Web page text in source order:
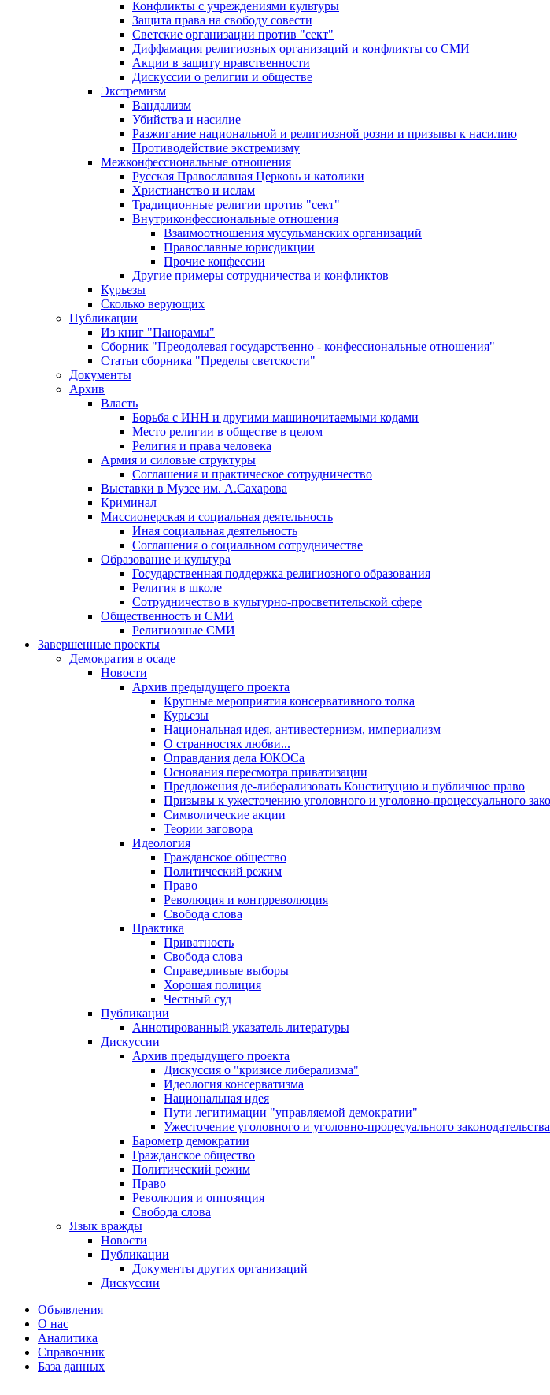
Конфликты с учреждениями культуры
Защита права на свободу совести
Светские организации против "сект"
Диффамация религиозных организаций и конфликты со СМИ
Акции в защиту нравственности
Дискуссии о религии и обществе
Экстремизм
Вандализм
Убийства и насилие
Разжигание национальной и религиозной розни и призывы к насилию
Противодействие экстремизму
Межконфессиональные отношения
Русская Православная Церковь и католики
Христианство и ислам
Традиционные религии против "сект"
Внутриконфессиональные отношения
Взаимоотношения мусульманских организаций
Православные юрисдикции
Прочие конфессии
Другие примеры сотрудничества и конфликтов
Курьезы
Сколько верующих
Публикации
Из книг "Панорамы"
Сборник "Преодолевая государственно - конфессиональные отношения"
Статьи сборника "Пределы светскости"
Документы
Архив
Власть
Борьба с ИНН и другими машиночитаемыми кодами
Место религии в обществе в целом
Религия и права человека
Армия и силовые структуры
Соглашения и практическое сотрудничество
Выставки в Музее им. А.Сахарова
Криминал
Миссионерская и социальная деятельность
Иная социальная деятельность
Соглашения о социальном сотрудничестве
Образование и культура
Государственная поддержка религиозного образования
Религия в школе
Сотрудничество в культурно-просветительской сфере
Общественность и СМИ
Религиозные СМИ
Завершенные проекты
Демократия в осаде
Новости
Архив предыдущего проекта
Крупные мероприятия консервативного толка
Курьезы
Национальная идея, антивестернизм, империализм
О странностях любви...
Оправдания дела ЮКОСа
Основания пересмотра приватизации
Предложения де-либерализовать Конституцию и публичное право
Призывы к ужесточению уголовного и уголовно-процессуального
Символические акции
Теории заговора
Идеология
Гражданское общество
Политический режим
Право
Революция и контрреволюция
Свобода слова
Практика
Приватность
Свобода слова
Справедливые выборы
Хорошая полиция
Честный суд
Публикации
Аннотированный указатель литературы
Дискуссии
Архив предыдущего проекта
Дискуссия о "кризисе либерализма"
Идеология консерватизма
Национальная идея
Пути легитимации "управляемой демократии"
Ужесточение уголовного и уголовно-процесуального законодательства
Барометр демократии
Гражданское общество
Политический режим
Право
Революция и оппозиция
Свобода слова
Язык вражды
Новости
Публикации
Документы других организаций
Дискуссии
Объявления
О нас
Аналитика
Справочник
База данных